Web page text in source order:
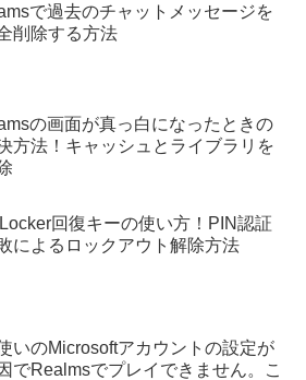
で過去のチャットメッセージを
削除する方法
の画面が真っ白になったときの
方法！キャッシュとライブラリを
回復キーの使い方！PIN認証
によるロックアウト解除方法
いのMicrosoftアカウントの設定が
でRealmsでプレイできません。こ